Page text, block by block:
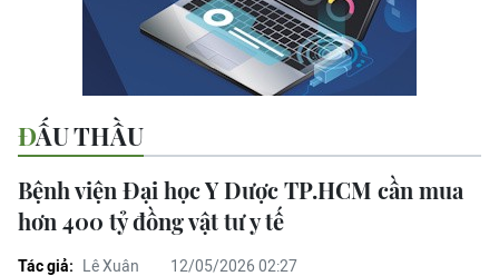
ĐẤU THẦU
Bệnh viện Đại học Y Dược TP.HCM cần mua
hơn 400 tỷ đồng vật tư y tế
Tác giả: Lê Xuân 12/05/2026 02:27